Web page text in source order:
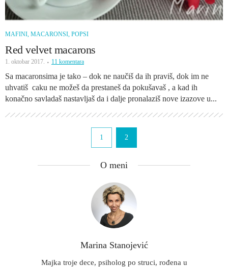
MAFINI, MACARONSI, POPSI
Red velvet macarons
1. oktobar 2017. 11 komentara
Sa macaronsima je tako – dok ne naučiš da ih praviš, dok im ne
uhvatiš caku ne možeš da prestaneš da pokušavaš , a kad ih
konačno savladaš nastavljaš da i dalje pronalaziš nove izazove u...
1 2
O meni
Marina Stanojević
Majka troje dece, psiholog po struci, rođena u